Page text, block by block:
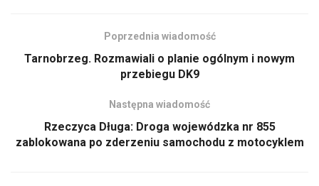
Poprzednia wiadomość
Tarnobrzeg. Rozmawiali o planie ogólnym i nowym
przebiegu DK9
Następna wiadomość
Rzeczyca Długa: Droga wojewódzka nr 855
zablokowana po zderzeniu samochodu z motocyklem